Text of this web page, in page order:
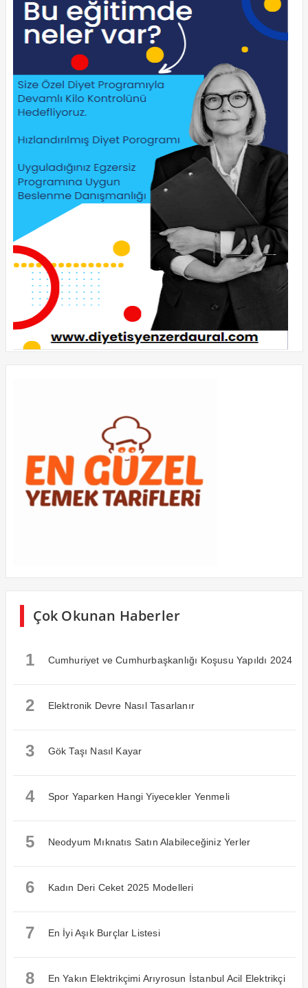
Çok Okunan Haberler
1 Cumhuriyet ve Cumhurbaşkanlığı Koşusu Yapıldı 2024
2 Elektronik Devre Nasıl Tasarlanır
3 Gök Taşı Nasıl Kayar
4 Spor Yaparken Hangi Yiyecekler Yenmeli
5 Neodyum Mıknatıs Satın Alabileceğiniz Yerler
6 Kadın Deri Ceket 2025 Modelleri
7 En İyi Aşık Burçlar Listesi
8 En Yakın Elektrikçimi Arıyrosun İstanbul Acil Elektrikçi